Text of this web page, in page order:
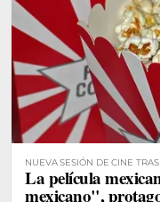
NUEVA SESIÓN DE CINE
La película
mexicano",